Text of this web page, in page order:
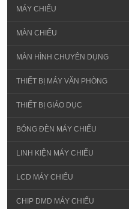
MÁY CHIẾU
MÀN CHIẾU
MÀN HÌNH CHUYÊN DỤNG
THIẾT BỊ MÁY VĂN PHÒNG
THIẾT BỊ GIÁO DỤC
BÓNG ĐÈN MÁY CHIẾU
LINH KIỆN MÁY CHIẾU
LCD MÁY CHIẾU
CHIP DMD MÁY CHIẾU